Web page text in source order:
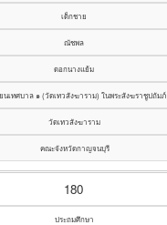
เด็กชาย
ณัชพล
ดอกนางแย้ม
ยนเทศบาล ๑ (วัดเทวสังฆาราม) ในพระสังฆราชูปถัมภ์
วัดเทวสังฆาราม
คณะจังหวัดกาญจนบุรี
180
ประถมศึกษา